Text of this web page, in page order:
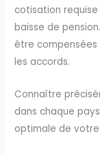
cotisation
baisse de
être
les accords.
Connaître
dans chaque
optimale de